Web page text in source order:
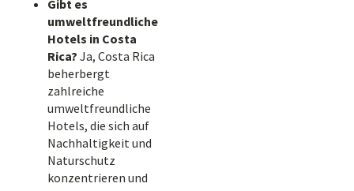
Gibt es
umweltfreundliche
Hotels in Costa
Rica? Ja, Costa Rica
beherbergt
zahlreiche
umweltfreundliche
Hotels, die sich auf
Nachhaltigkeit und
Naturschutz
konzentrieren und